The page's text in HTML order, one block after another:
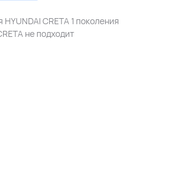
CRETA 1 поколения
не подходит